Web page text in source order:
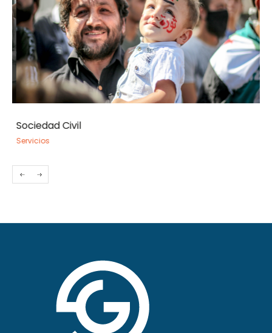
Sociedad Civil
Servicios